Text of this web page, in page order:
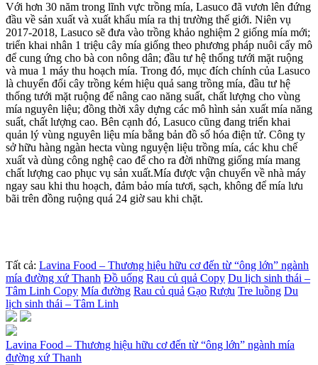
Với hơn 30 năm trong lĩnh vực trồng mía, Lasuco đã vươn lên đứng
đầu về sản xuất và xuất khẩu mía ra thị trường thế giới. Niên vụ
2017-2018, Lasuco sẽ đưa vào trồng khảo nghiệm 2 giống mía mới;
triển khai nhân 1 triệu cây mía giống theo phương pháp nuôi cấy mô
để cung ứng cho bà con nông dân; đầu tư hệ thống tưới mặt ruộng
và mua 1 máy thu hoạch mía. Trong đó, mục đích chính của Lasuco
là chuyển đổi cây trồng kém hiệu quả sang trồng mía, đầu tư hệ
thống tưới mặt ruộng để nâng cao năng suất, chất lượng cho vùng
mía nguyên liệu; đồng thời xây dựng các mô hình sản xuất mía năng
suất, chất lượng cao. Bên cạnh đó, Lasuco cũng đang triển khai
quản lý vùng nguyên liệu mía bằng bản đồ số hóa điện tử. Công ty
sở hữu hàng ngàn hecta vùng nguyện liệu trồng mía, các khu chế
xuất và dùng công nghệ cao để cho ra đời những giống mía mang
chất lượng cao phục vụ sản xuất.Mía được vận chuyển về nhà máy
ngay sau khi thu hoạch, đảm bảo mía tươi, sạch, không để mía lưu
bãi trên đồng ruộng quá 24 giờ sau khi chặt.
Tất cả: Lavina Food – Thương hiệu hữu cơ đến từ “ông lớn” ngành
mía đường xứ Thanh Đồ uống Rau củ quả Copy Du lịch sinh thái –
Tâm Linh Copy Mía đường Rau củ quả Gạo Rượu Tre luồng Du
lịch sinh thái – Tâm Linh
Lavina Food – Thương hiệu hữu cơ đến từ “ông lớn” ngành mía
đường xứ Thanh